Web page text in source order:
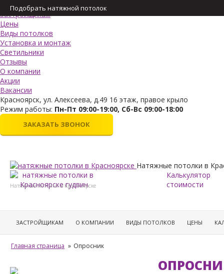
Меню
Застройщикам
Цены
Виды потолков
Установка и монтаж
Светильники
Отзывы
О компании
Акции
Вакансии
Красноярск, ул. Алексеева, д.49 16 этаж, правое крыло
Режим работы: Пн-Пт 09:00-19:00, Сб-Вс 09:00-18:00
ЗАКАЗАТЬ ЗВОНОК
Подобрать натяжной потолок
Натяжные потолки в
Натяжные потолки в Красноярске
Калькулятор
стоимости
ЗАСТРОЙЩИКАМ О КОМПАНИИ ВИДЫ ПОТОЛКОВ ЦЕНЫ
Главная страница » Опросник